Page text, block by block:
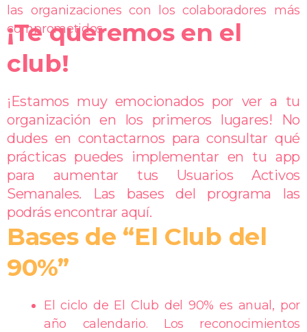
las organizaciones con los colaboradores más
comprometidos.
¡Te queremos en el
club!
¡Estamos muy emocionados por ver a tu
organización en los primeros lugares! No
dudes en contactarnos para consultar qué
prácticas puedes implementar en tu app
para aumentar tus Usuarios Activos
Semanales. Las bases del programa las
podrás encontrar aquí.
Bases de “El Club del
90%”
El ciclo de El Club del 90% es anual, por
año calendario. Los reconocimientos